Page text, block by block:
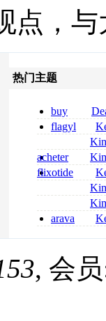
点，
热门主题
buy
pregabalin
pregabalin
flagyl
online
bestellen
nolvadex
nolvadex
acheter
celebrex
flixotide
junior kaufen
métronidazole
2026
coumadin
arava
, 会